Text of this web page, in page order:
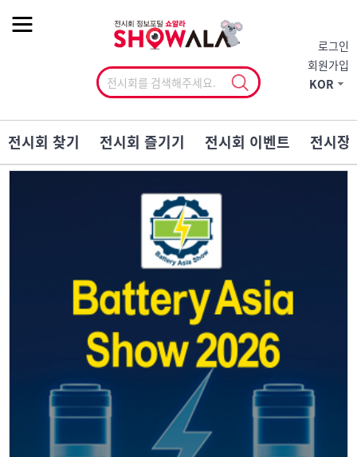
로그인
회원가입
KOR
전시회 찾기 전시회 즐기기 전시회 이벤트 전시장